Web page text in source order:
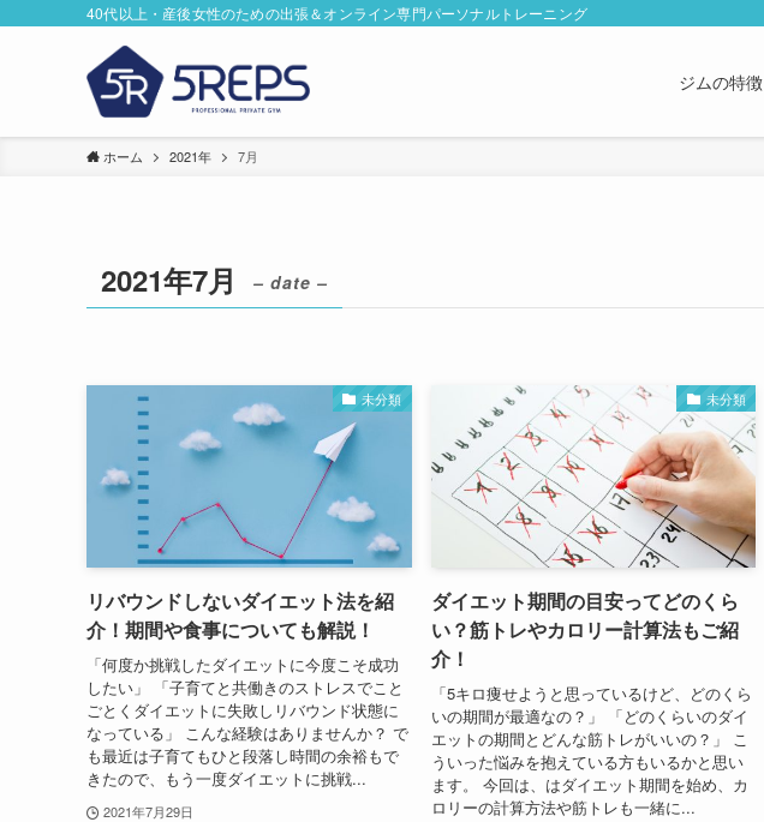
40代以上・産後女性のための出張＆オンライン専門パーソナルトレーニング
ジムの特徴
ホーム 2021年 7月
2021年7月 – date –
未分類
リバウンドしないダイエット法を紹
介！期間や食事についても解説！
「何度か挑戦したダイエットに今度こそ成功
したい」 「子育てと共働きのストレスでこと
ごとくダイエットに失敗しリバウンド状態に
なっている」 こんな経験はありませんか？ で
も最近は子育てもひと段落し時間の余裕もで
きたので、もう一度ダイエットに挑戦...
2021年7月29日
未分類
ダイエット期間の目安ってどのくら
い？筋トレやカロリー計算法もご紹
介！
「5キロ痩せようと思っているけど、どのくら
いの期間が最適なの？」 「どのくらいのダイ
エットの期間とどんな筋トレがいいの？」 こ
ういった悩みを抱えている方もいるかと思い
ます。 今回は、はダイエット期間を始め、カ
ロリーの計算方法や筋トレも一緒に...